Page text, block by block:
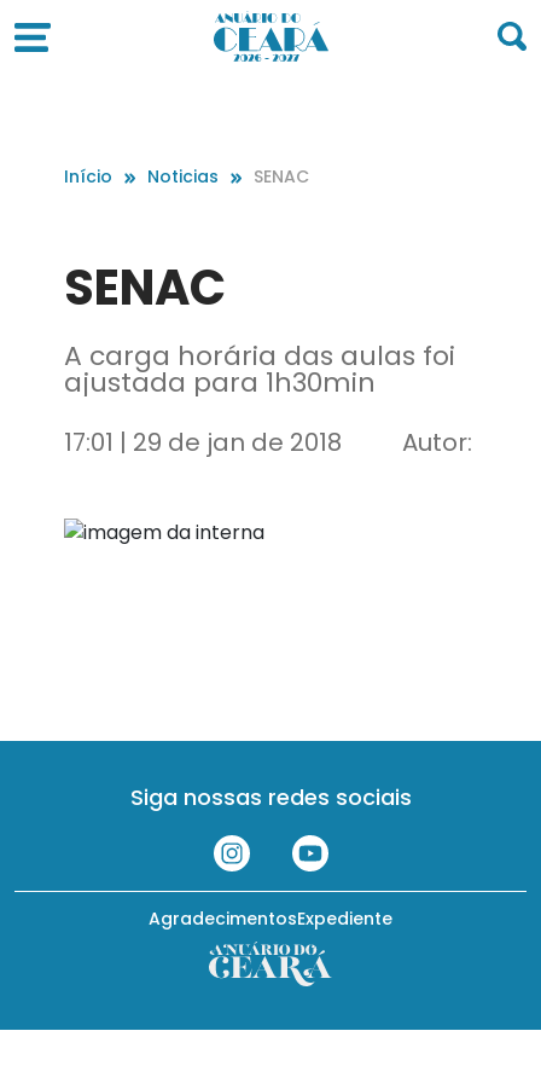
Início Noticias SENAC
SENAC
A carga horária das aulas foi
ajustada para 1h30min
17:01 | 29 de jan de 2018 Autor:
Siga nossas redes sociais
Expediente
Agradecimentos